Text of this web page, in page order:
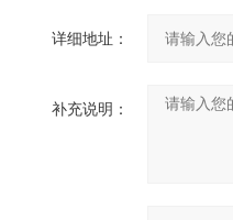
详细地址：
补充说明：